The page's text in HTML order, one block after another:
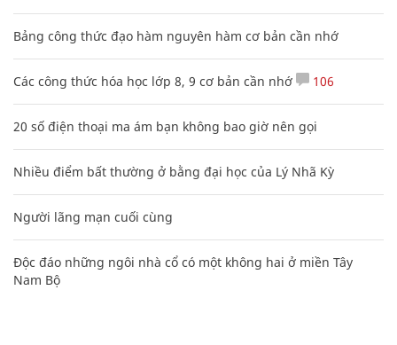
Bảng công thức đạo hàm nguyên hàm cơ bản cần nhớ
Các công thức hóa học lớp 8, 9 cơ bản cần nhớ 106
20 số điện thoại ma ám bạn không bao giờ nên gọi
Nhiều điểm bất thường ở bằng đại học của Lý Nhã Kỳ
Người lãng mạn cuối cùng
Độc đáo những ngôi nhà cổ có một không hai ở miền Tây
Nam Bộ